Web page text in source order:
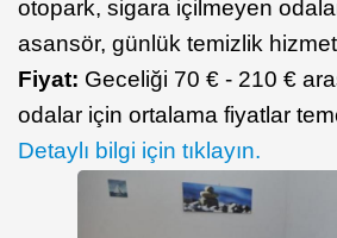
otopark, sigara içilmeyen
asansör, günlük temizlik
Fiyat: Geceliği 70 € - 210 €
odalar için ortalama fiyatlar
Detaylı bilgi için tıklayın.